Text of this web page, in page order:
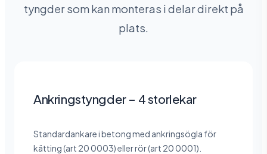
tyngder som kan monteras i delar direkt på
plats.
Ankringstyngder – 4 storlekar
Standardankare i betong med ankringsögla för
kätting (art 20 0003) eller rör (art 20 0001).